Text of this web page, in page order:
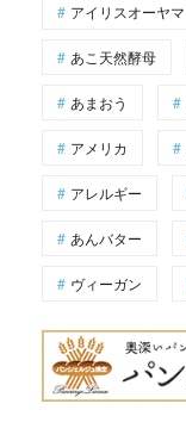
アイリスオーヤマ
あこ天然酵母
あまおう
アメリカ
アレルギー
あんバター
ヴィーガン